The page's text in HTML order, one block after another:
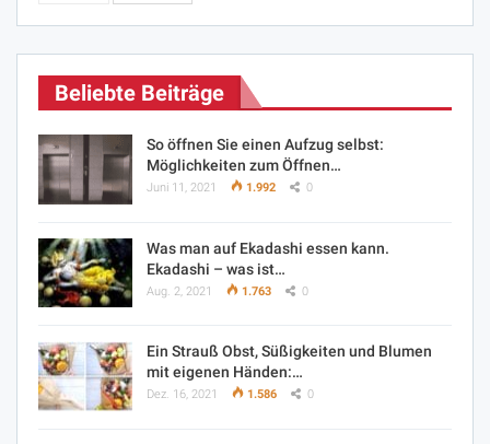
Beliebte Beiträge
So öffnen Sie einen Aufzug selbst:
Möglichkeiten zum Öffnen…
Juni 11, 2021 1.992 0
Was man auf Ekadashi essen kann.
Ekadashi – was ist…
Aug. 2, 2021 1.763 0
Ein Strauß Obst, Süßigkeiten und Blumen
mit eigenen Händen:…
Dez. 16, 2021 1.586 0